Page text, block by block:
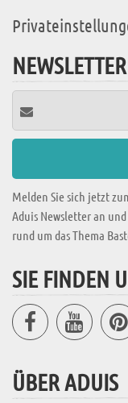
Melden Sie sich jetzt
Aduis Newsletter an
rund um das Thema
SIE FINDEN
ÜBER ADUIS